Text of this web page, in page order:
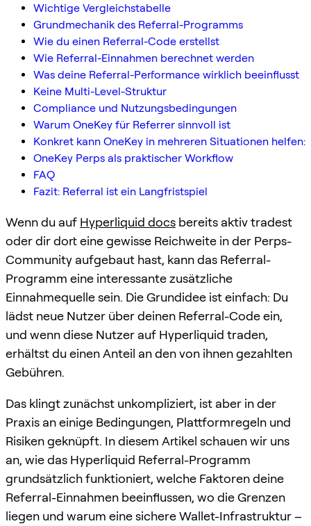
Wichtige Vergleichstabelle
Grundmechanik des Referral-Programms
Wie du einen Referral-Code erstellst
Wie Referral-Einnahmen berechnet werden
Was deine Referral-Performance wirklich beeinflusst
Keine Multi-Level-Struktur
Compliance und Nutzungsbedingungen
Warum OneKey für Referrer sinnvoll ist
Konkret kann OneKey in mehreren Situationen helfen:
OneKey Perps als praktischer Workflow
FAQ
Fazit: Referral ist ein Langfristspiel
Wenn du auf Hyperliquid docs bereits aktiv tradest
oder dir dort eine gewisse Reichweite in der Perps-
Community aufgebaut hast, kann das Referral-
Programm eine interessante zusätzliche
Einnahmequelle sein. Die Grundidee ist einfach: Du
lädst neue Nutzer über deinen Referral-Code ein,
und wenn diese Nutzer auf Hyperliquid traden,
erhältst du einen Anteil an den von ihnen gezahlten
Gebühren.
Das klingt zunächst unkompliziert, ist aber in der
Praxis an einige Bedingungen, Plattformregeln und
Risiken geknüpft. In diesem Artikel schauen wir uns
an, wie das Hyperliquid Referral-Programm
grundsätzlich funktioniert, welche Faktoren deine
Referral-Einnahmen beeinflussen, wo die Grenzen
liegen und warum eine sichere Wallet-Infrastruktur –